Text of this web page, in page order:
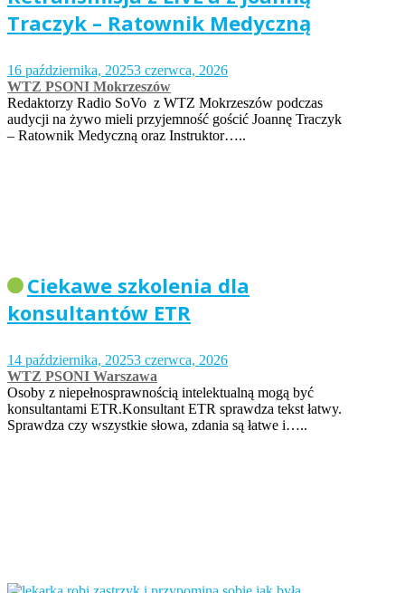
Traczyk – Ratownik Medyczną
16 października, 20253 czerwca, 2026
WTZ PSONI Mokrzeszów
Redaktorzy Radio SoVo z WTZ Mokrzeszów podczas
audycji na żywo mieli przyjemność gościć Joannę Traczyk
– Ratownik Medyczną oraz Instruktor…..
Ciekawe szkolenia dla
konsultantów ETR
14 października, 20253 czerwca, 2026
WTZ PSONI Warszawa
Osoby z niepełnosprawnością intelektualną mogą być
konsultantami ETR.Konsultant ETR sprawdza tekst łatwy.
Sprawdza czy wszystkie słowa, zdania są łatwe i…..